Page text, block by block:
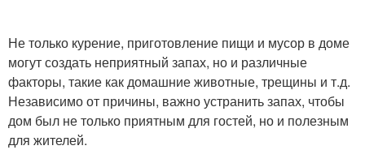
Не только курение, приготовление пищи и мусор в доме
могут создать неприятный запах, но и различные
факторы, такие как домашние животные, трещины и т.д.
Независимо от причины, важно устранить запах, чтобы
дом был не только приятным для гостей, но и полезным
для жителей.